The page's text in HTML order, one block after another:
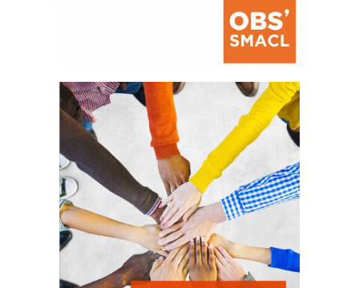
La prévention des conflits
d’intérêts
18 septembre 2023
FEUILLETER